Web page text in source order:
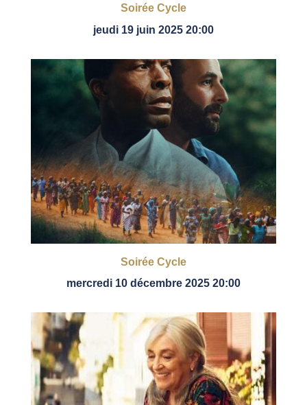
Soirée Cycle
jeudi 19 juin 2025 20:00
Soirée Cycle
mercredi 10 décembre 2025 20:00